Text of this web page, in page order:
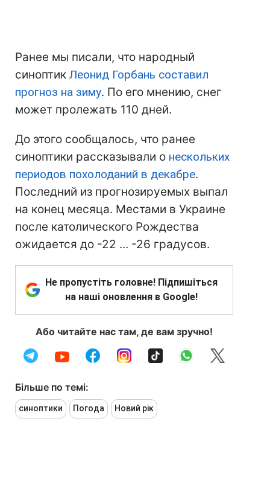
Ранее мы писали, что народный
синоптик Леонид Горбань составил
прогноз на зиму. По его мнению, снег
может пролежать 110 дней.
До этого сообщалось, что ранее
синоптики рассказывали о нескольких
периодов похолоданий в декабре.
Последний из прогнозируемых выпал
на конец месяца. Местами в Украине
после католического Рождества
ожидается до -22 ... -26 градусов.
Не пропустіть головне! Підпишіться
на наші оновлення в Google!
Або читайте нас там, де вам зручно!
Більше по темі:
синоптики Погода Новий рік